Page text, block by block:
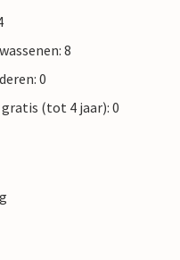
8
0
(tot 4 jaar): 0